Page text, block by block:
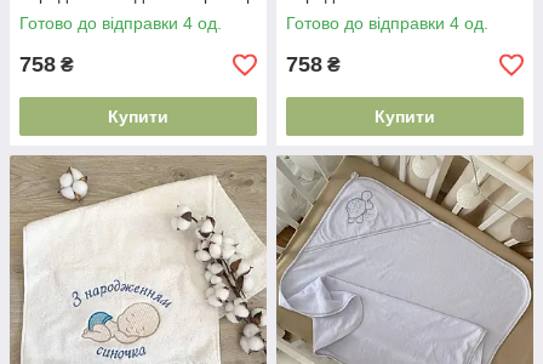
40 на 75 см з якісного
текстилю
Готово до відправки 4 од.
758 ₴
Купити
якісного текстилю
Готово до відправки 4 од.
758 ₴
Купити